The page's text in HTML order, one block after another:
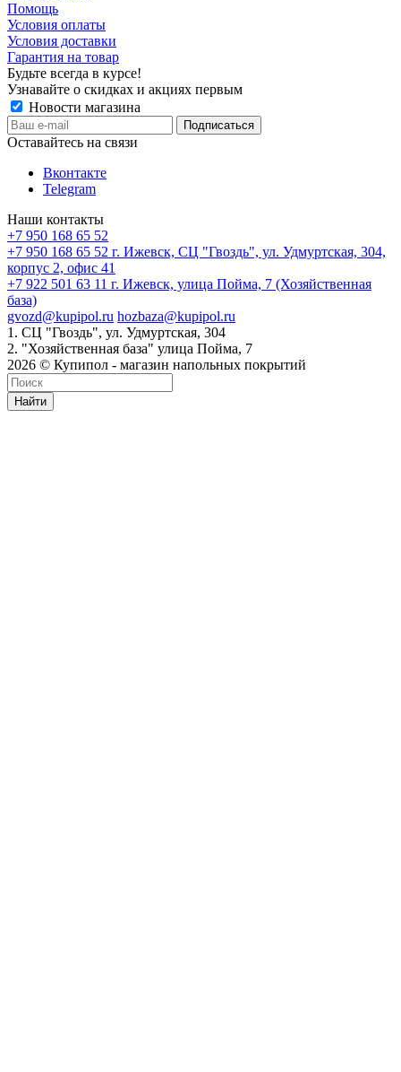
Помощь
Условия оплаты
Условия доставки
Гарантия на товар
Будьте всегда в курсе!
Узнавайте о скидках и акциях первым
Новости магазина
Оставайтесь на связи
Вконтакте
Telegram
Наши контакты
+7 950 168 65 52
+7 950 168 65 52 г. Ижевск, СЦ "Гвоздь", ул. Удмуртская, 304,
корпус 2, офис 41
+7 922 501 63 11 г. Ижевск, улица Пойма, 7 (Хозяйственная
база)
gvozd@kupipol.ru hozbaza@kupipol.ru
1. СЦ "Гвоздь", ул. Удмуртская, 304
2. "Хозяйственная база" улица Пойма, 7
2026 © Купипол - магазин напольных покрытий
Найти